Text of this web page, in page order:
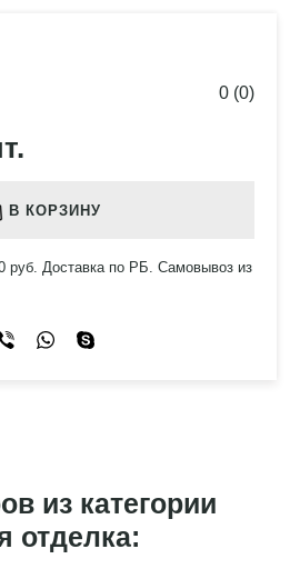
0 (0)
В КОРЗИНУ
руб. Доставка по РБ. Самовывоз из
из категории
отделка: